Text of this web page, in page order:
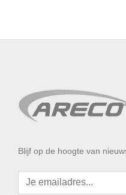
Blijf op de hoogte van